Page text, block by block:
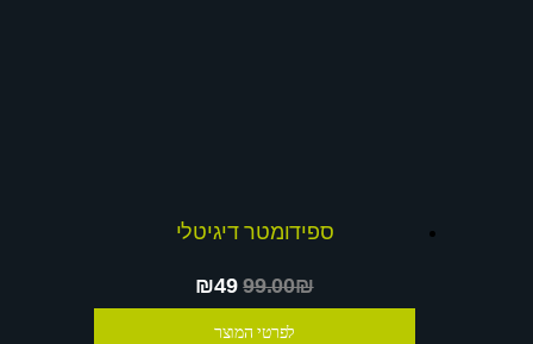
ספידומטר דיגיטלי
₪4999.00₪
לפרטי המוצר